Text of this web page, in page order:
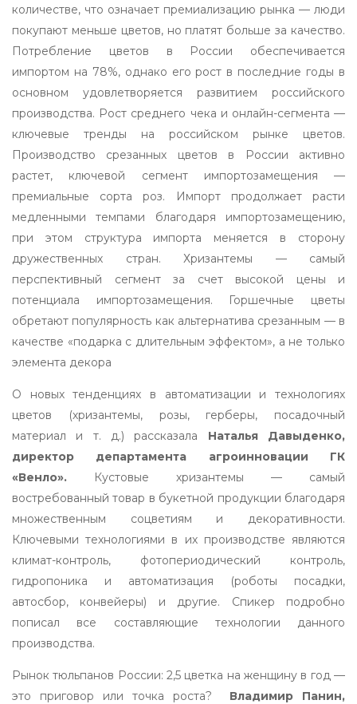
количестве, что означает премиализацию рынка — люди
покупают меньше цветов, но платят больше за качество.
Потребление цветов в России обеспечивается
импортом на 78%, однако его рост в последние годы в
основном удовлетворяется развитием российского
производства. Рост среднего чека и онлайн-сегмента —
ключевые тренды на российском рынке цветов.
Производство срезанных цветов в России активно
растет, ключевой сегмент импортозамещения —
премиальные сорта роз. Импорт продолжает расти
медленными темпами благодаря импортозамещению,
при этом структура импорта меняется в сторону
дружественных стран. Хризантемы — самый
перспективный сегмент за счет высокой цены и
потенциала импортозамещения. Горшечные цветы
обретают популярность как альтернатива срезанным — в
качестве «подарка с длительным эффектом», а не только
элемента декора
О новых тенденциях в автоматизации и технологиях
цветов (хризантемы, розы, герберы, посадочный
материал и т. д.) рассказала Наталья Давыденко,
директор департамента агроинновации ГК
«Венло».
Кустовые хризантемы — самый
востребованный товар в букетной продукции благодаря
множественным соцветиям и декоративности.
Ключевыми технологиями в их производстве являются
климат-контроль, фотопериодический контроль,
гидропоника и автоматизация (роботы посадки,
автосбор, конвейеры) и другие. Спикер подробно
пописал все составляющие технологии данного
производства.
Рынок тюльпанов России: 2,5 цветка на женщину в год —
это приговор или точка роста? Владимир Панин,